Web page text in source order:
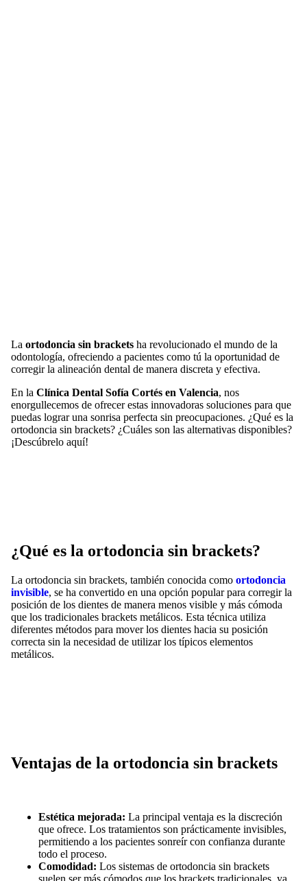
La ortodoncia sin brackets ha revolucionado el mundo de la
odontología, ofreciendo a pacientes como tú la oportunidad de
corregir la alineación dental de manera discreta y efectiva.
En la Clínica Dental Sofía Cortés en Valencia, nos
enorgullecemos de ofrecer estas innovadoras soluciones para que
puedas lograr una sonrisa perfecta sin preocupaciones. ¿Qué es la
ortodoncia sin brackets? ¿Cuáles son las alternativas disponibles?
¡Descúbrelo aquí!
¿Qué es la ortodoncia sin brackets?
La ortodoncia sin brackets, también conocida como ortodoncia
invisible, se ha convertido en una opción popular para corregir la
posición de los dientes de manera menos visible y más cómoda
que los tradicionales brackets metálicos. Esta técnica utiliza
diferentes métodos para mover los dientes hacia su posición
correcta sin la necesidad de utilizar los típicos elementos
metálicos.
Ventajas de la ortodoncia sin brackets
Estética mejorada: La principal ventaja es la discreción
que ofrece. Los tratamientos son prácticamente invisibles,
permitiendo a los pacientes sonreír con confianza durante
todo el proceso.
Comodidad: Los sistemas de ortodoncia sin brackets
suelen ser más cómodos que los brackets tradicionales, ya